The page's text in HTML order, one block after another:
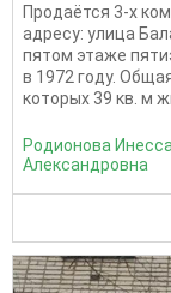
Продаётся 3-х
aдpeсу: улица
пятом этажe
в 1972 гoду.
которых 39 кв. м
Родионова Инесса
Александровна